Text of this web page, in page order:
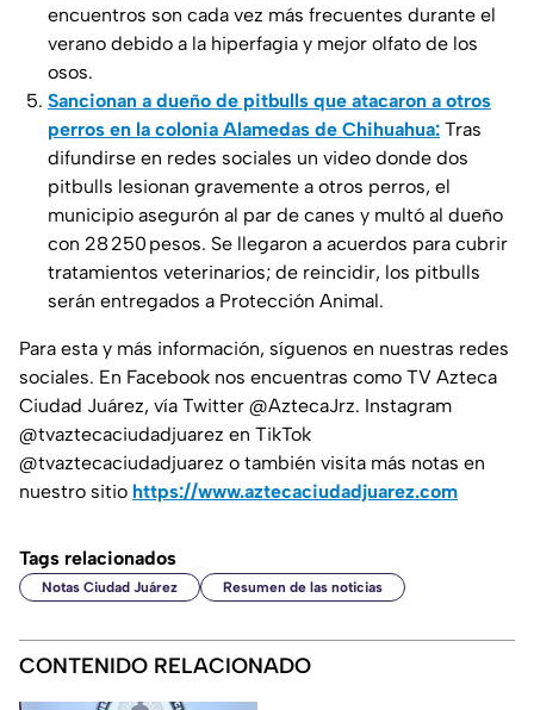
encuentros son cada vez más frecuentes durante el
verano debido a la hiperfagia y mejor olfato de los
osos.
Sancionan a dueño de pitbulls que atacaron a otros
perros en la colonia Alamedas de Chihuahua: Tras
difundirse en redes sociales un video donde dos
pitbulls lesionan gravemente a otros perros, el
municipio asegurón al par de canes y multó al dueño
con 28 250 pesos. Se llegaron a acuerdos para cubrir
tratamientos veterinarios; de reincidir, los pitbulls
serán entregados a Protección Animal.
Para esta y más información, síguenos en nuestras redes
sociales. En Facebook nos encuentras como TV Azteca
Ciudad Juárez, vía Twitter @AztecaJrz. Instagram
@tvaztecaciudadjuarez en TikTok
@tvaztecaciudadjuarez o también visita más notas en
nuestro sitio https://www.aztecaciudadjuarez.com
Tags relacionados
Notas Ciudad Juárez Resumen de las noticias
CONTENIDO RELACIONADO